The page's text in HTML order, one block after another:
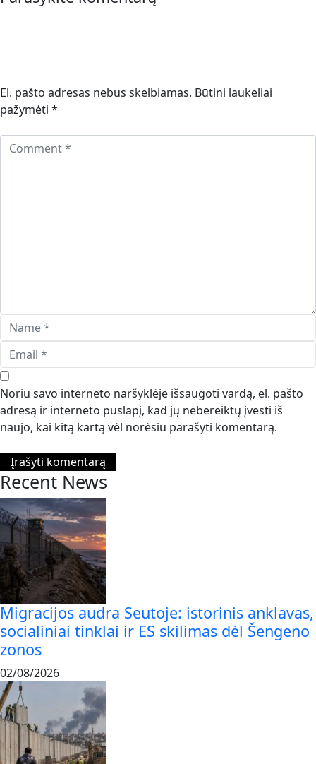
El. pašto adresas nebus skelbiamas. Būtini laukeliai
pažymėti *
Noriu savo interneto naršyklėje išsaugoti vardą, el. pašto
adresą ir interneto puslapį, kad jų nebereiktų įvesti iš
naujo, kai kitą kartą vėl norėsiu parašyti komentarą.
Recent News
Migracijos audra Seutoje: istorinis anklavas,
socialiniai tinklai ir ES skilimas dėl Šengeno
zonos
02/08/2026